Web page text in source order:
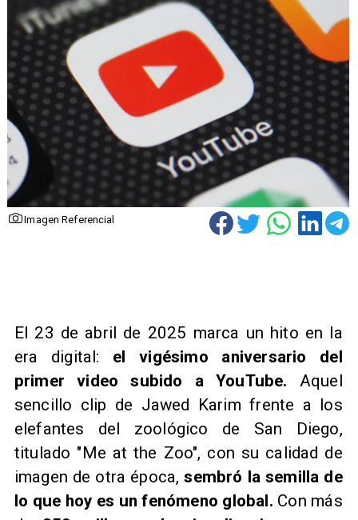
Imagen Referencial
El 23 de abril de 2025 marca un hito en la
era digital: el vigésimo aniversario del
primer video subido a YouTube. Aquel
sencillo clip de Jawed Karim frente a los
elefantes del zoológico de San Diego,
titulado "Me at the Zoo", con su calidad de
imagen de otra época,sembró la semilla de
lo que hoy es un fenómeno global. Con más